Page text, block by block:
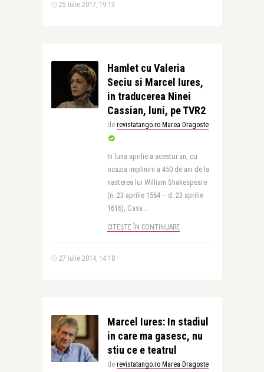
25 iulie 2017, 19:13
Hamlet cu Valeria
Seciu si Marcel Iures,
in traducerea Ninei
Cassian, luni, pe TVR2
de revistatango.ro Marea Dragoste
In luna aprilie a acestui an, cu
ocazia implinirii a 450 de ani de la
nasterea lui William Shakespeare
(n. 23 aprilie 1564 – d. 23 aprilie
1616), Casa ..
CITEȘTE ÎN CONTINUARE
27 iulie 2014, 14:18
Marcel Iures: In stadiul
in care ma gasesc, nu
stiu ce e teatrul
de revistatango.ro Marea Dragoste